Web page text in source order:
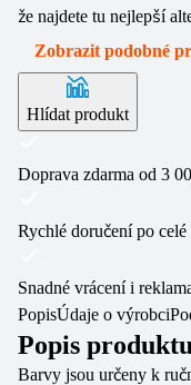
že najdete tu nejlepší
Zobrazit podobné
Hlídat produkt
Doprava zdarma od 3
Rychlé doručení po celé
Snadné vrácení i
PopisÚdaje o výrobci
Popis produktu
Barvy jsou určeny k